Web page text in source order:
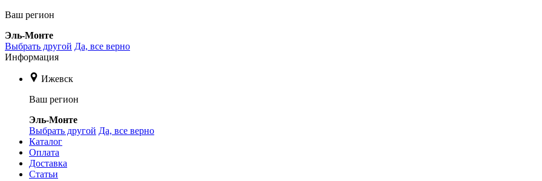
Ваш регион
Эль-Монте
Выбрать другой Да, все верно
Информация
Ижевск
Ваш регион
Эль-Монте
Выбрать другой Да, все верно
Каталог
Оплата
Доставка
Статьи